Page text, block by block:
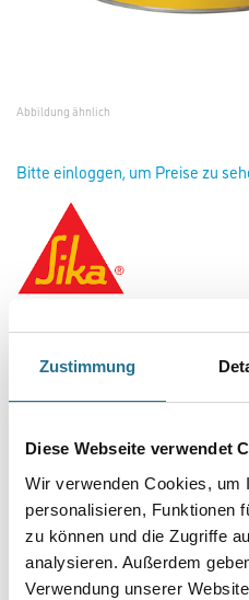
Zustimmung
Diese Webseite verwendet
Wir verwenden Cookies, um
personalisieren, Funktionen
zu können und die Zugriffe
analysieren. Außerdem
Verwendung unserer
Abbildung ähnlich
Bitte einloggen, um Preise zu
Sikafloor-3240 (AB) PG 1 25,0 kg
Art-Nr.:1012-009936
Farbtonbezeichnung
Gebinde